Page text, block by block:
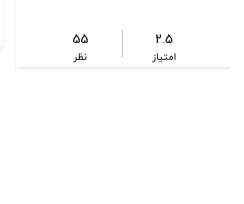
2.5
امتیاز
55
نظر